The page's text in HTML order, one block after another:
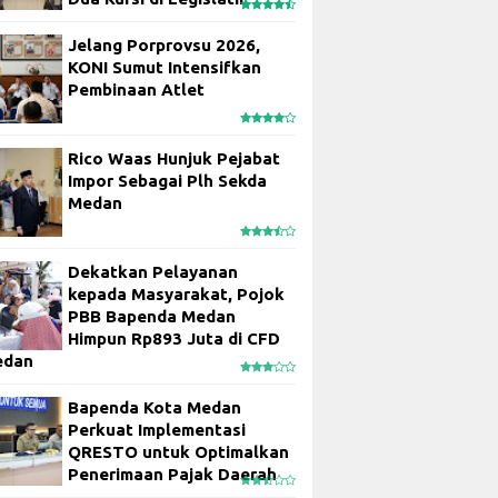
Jelang Porprovsu 2026,
KONI Sumut Intensifkan
Pembinaan Atlet
Rico Waas Hunjuk Pejabat
Impor Sebagai Plh Sekda
Medan
Dekatkan Pelayanan
kepada Masyarakat, Pojok
PBB Bapenda Medan
Himpun Rp893 Juta di CFD
Bapenda Kota Medan
Perkuat Implementasi
QRESTO untuk Optimalkan
Penerimaan Pajak Daerah